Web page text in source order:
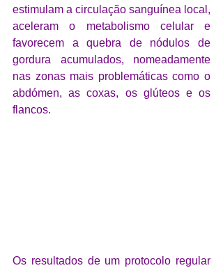
estimulam a circulação sanguínea local,
aceleram o metabolismo celular e
favorecem a quebra de nódulos de
gordura acumulados, nomeadamente
nas zonas mais problemáticas como o
abdómen, as coxas, os glúteos e os
flancos.
Os resultados de um protocolo regular